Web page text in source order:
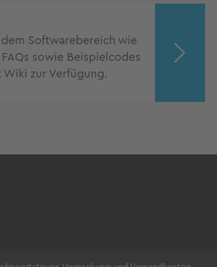
Softwarebereich wie
sowie Beispielcodes
zur Verfügung.